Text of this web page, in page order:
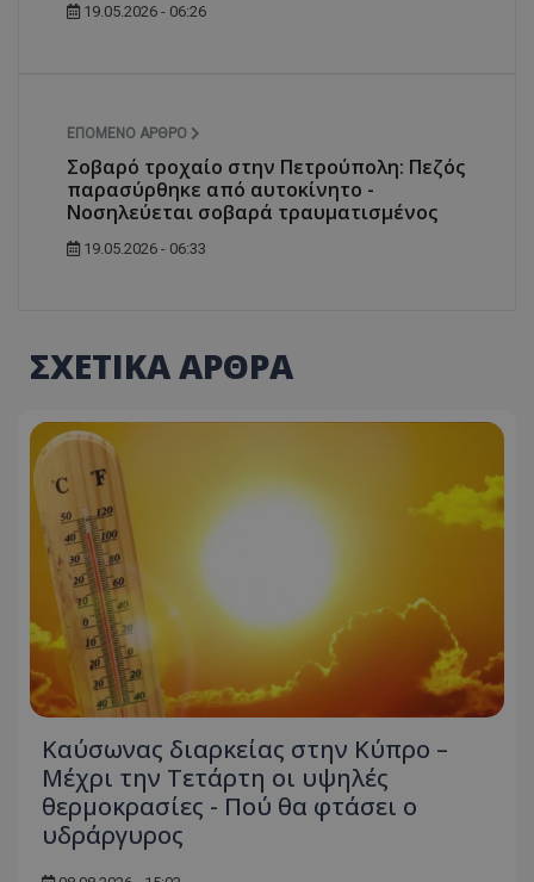
19.05.2026 - 06:26
ΕΠΌΜΕΝΟ ΆΡΘΡΟ
Σοβαρό τροχαίο στην Πετρούπολη: Πεζός
παρασύρθηκε από αυτοκίνητο -
Nοσηλεύεται σοβαρά τραυματισμένος
19.05.2026 - 06:33
ΣΧΕΤΙΚΑ ΑΡΘΡΑ
Καύσωνας διαρκείας στην Κύπρο –
Μέχρι την Τετάρτη οι υψηλές
θερμοκρασίες - Πού θα φτάσει ο
υδράργυρος